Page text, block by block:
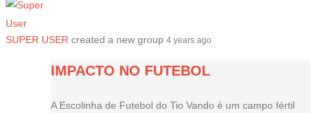
SUPER USER created a new group 4 years ago
IMPACTO NO FUTEBOL
A Escolinha de Futebol do Tio Vando é um campo fértil